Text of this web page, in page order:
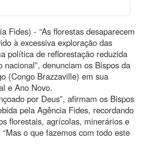
Fides) - “As florestas desaparecem
à excessiva exploração das
política de reflorestação reduzida
denunciam os Bispos da
(Congo Brazzaville) em sua
e Ano Novo.
por Deus”, afirmam os Bispos
pela Agência Fides, recordando
florestais, agrícolas, minerários e
o que fazemos com todo este